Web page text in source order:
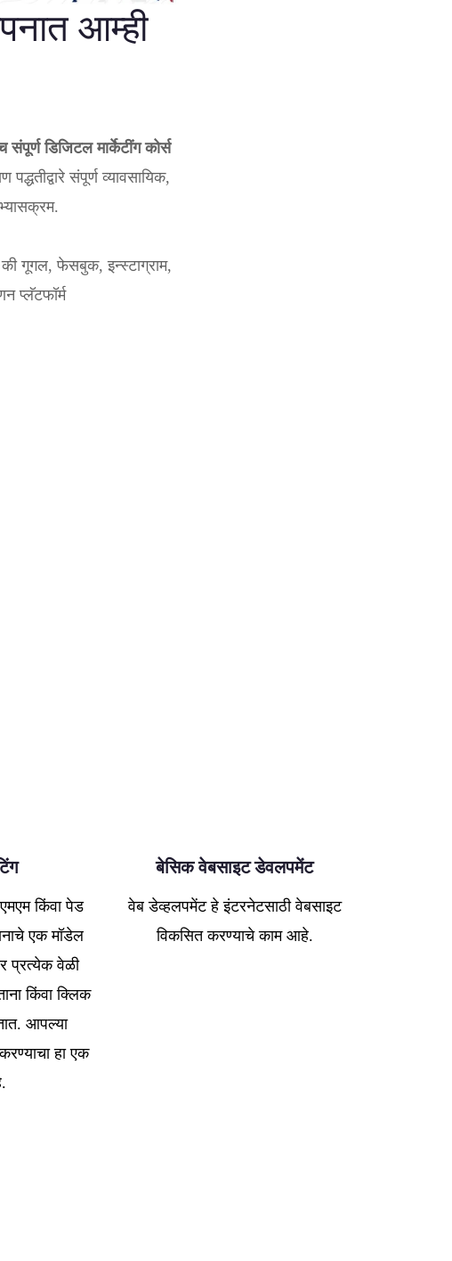
आम्ही
डिजिटल मार्केटींग कोर्स
संपूर्ण व्यावसायिक,
की गूगल, फेसबुक, इन्स्टाग्राम,
प्लॅटफॉर्म
किंवा पेड
एक मॉडेल
प्रत्येक वेळी
किंवा क्लिक
आपल्या
हा एक
बेसिक वेबसाइट डेवलपमेंट
वेब डेव्हलपमेंट हे इंटरनेटसाठी वेबसाइट
विकसित करण्याचे काम आहे.